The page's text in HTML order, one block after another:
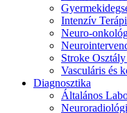
Intenzív
Neuro-
Stroke
Vasculáris és
Diagnosztika
Általános